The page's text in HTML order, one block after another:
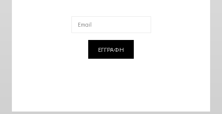
ΕΓΓΡΑΦΗ